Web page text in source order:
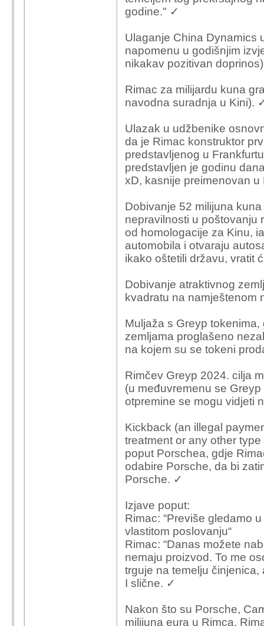
godine." ✓
Ulaganje China Dynamics
napomenu u godišnjim
nikakav pozitivan
Rimac za milijardu kuna
navodna suradnja u Kini).
Ulazak u udžbenike
da je Rimac konstruktor
predstavljenog u
predstavljen je godinu
xD, kasnije preimenovan
Dobivanje 52 milijuna
nepravilnosti u poštovanju
od homologacije za Kinu,
automobila i otvaraju
ikako oštetili državu, vratit
Dobivanje atraktivnog
kvadratu na namještenom
Muljaža s Greyp
zemljama proglašeno
na kojem su se tokeni
Rimčev Greyp 2024. cilja
(u međuvremenu se
otpremine se mogu vidjeti
Kickback (an illegal
treatment or any other
poput Porschea, gdje
odabire Porsche, da bi
Porsche. ✓
Izjave poput:
Rimac: “Previše gledamo
vlastitom poslovanju“
Rimac: “Danas možete
nemaju proizvod. To me
trguje na temelju činjenica,
I slične. ✓
Nakon što su Porsche,
milijuna eura u Rimca,